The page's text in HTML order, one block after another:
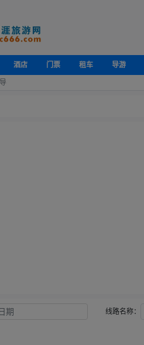
酒店 门票 租车 导游
线路名称：